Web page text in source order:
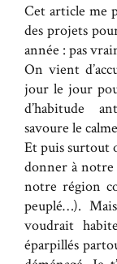
Cet article me
des projets
année : pas
On vient
jour le jour
d’habitude
savoure le
Et puis surtout
donner à notre
notre région
peuplé…).
voudrait
éparpillés